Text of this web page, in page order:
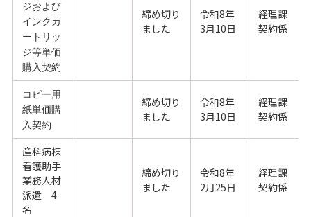
ジおよび
インクカ
ートリッ
ジ等単価
購入契約
締め切り
ました
令和8年
3月10日
経理課
契約係
コピー用
紙単価購
入契約
締め切り
ました
令和8年
3月10日
経理課
契約係
産科病棟
看護助手
業務人材
派遣 4
名
締め切り
ました
令和8年
2月25日
経理課
契約係